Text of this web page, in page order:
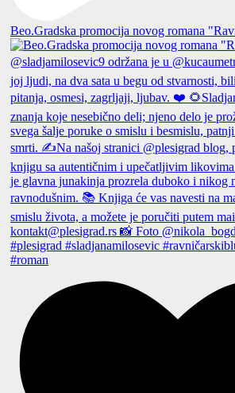
Beo.Gradska promocija novog romana